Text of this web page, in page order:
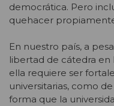
democrática. Pero
quehacer
En nuestro país, a
libertad de cátedra
ella requiere ser
universitarias, como
forma que la